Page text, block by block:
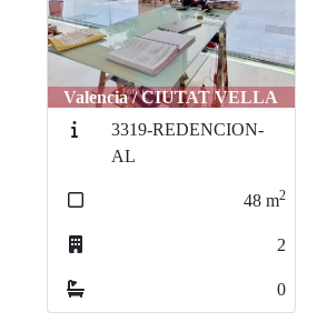
Valencia / CIUTAT VELLA
3319-REDENCION-
AL
48 m2
2
0